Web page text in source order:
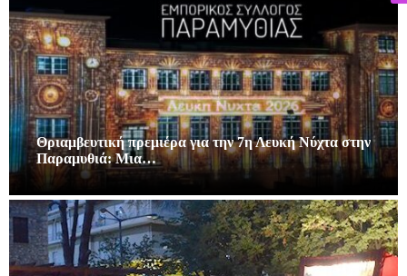
Θριαμβευτική πρεμιέρα για την 7η Λευκή Νύχτα στην
Παραμυθιά: Μια…